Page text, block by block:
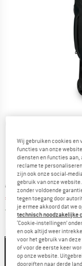
Oorspronkelijke prijs :
€ 299,95
Prijs:
€ 194,97 incl. BTW
Gratis verzending
Kleur:Black
Wij gebruiken cookies
functies van onze
diensten en functies aan,
reclame te
zijn ook onze social-
gebruik van onze
zonder voldoende
tegen toegang door
je ermee akkoord dat we
technisch noodzakelijke
‘Cookie-instellingen’
en ook altijd weer
voor het gebruik van
of voor de eerste keer
op onze website.
doorgiften naar derde